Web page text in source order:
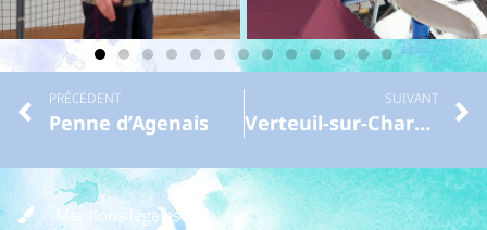
PRÉCÉDENT
Penne d’Agenais
SUIVANT
Verteuil-sur-Charente
Mentions légales